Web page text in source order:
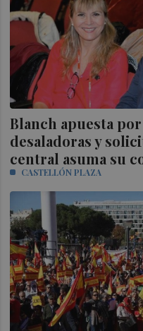
Blanch apuesta
desaladoras y
central asuma su
CASTELLÓN PLAZA